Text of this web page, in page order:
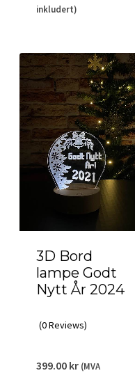
inkludert)
3D Bord
lampe Godt
Nytt År 2024
(0 Reviews)
399.00 kr (MVA